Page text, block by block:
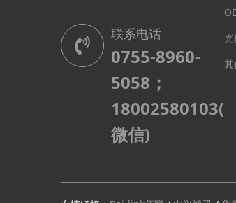
联系电话
0755-8960-
5058；
18002580103(
微信)
其